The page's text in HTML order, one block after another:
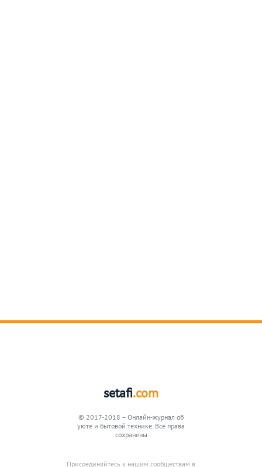
setafi.com
© 2017-2018 – Онлайн-журнал об
уюте и бытовой технике. Все права
сохранены
Присоединяйтесь к нашим сообществам в